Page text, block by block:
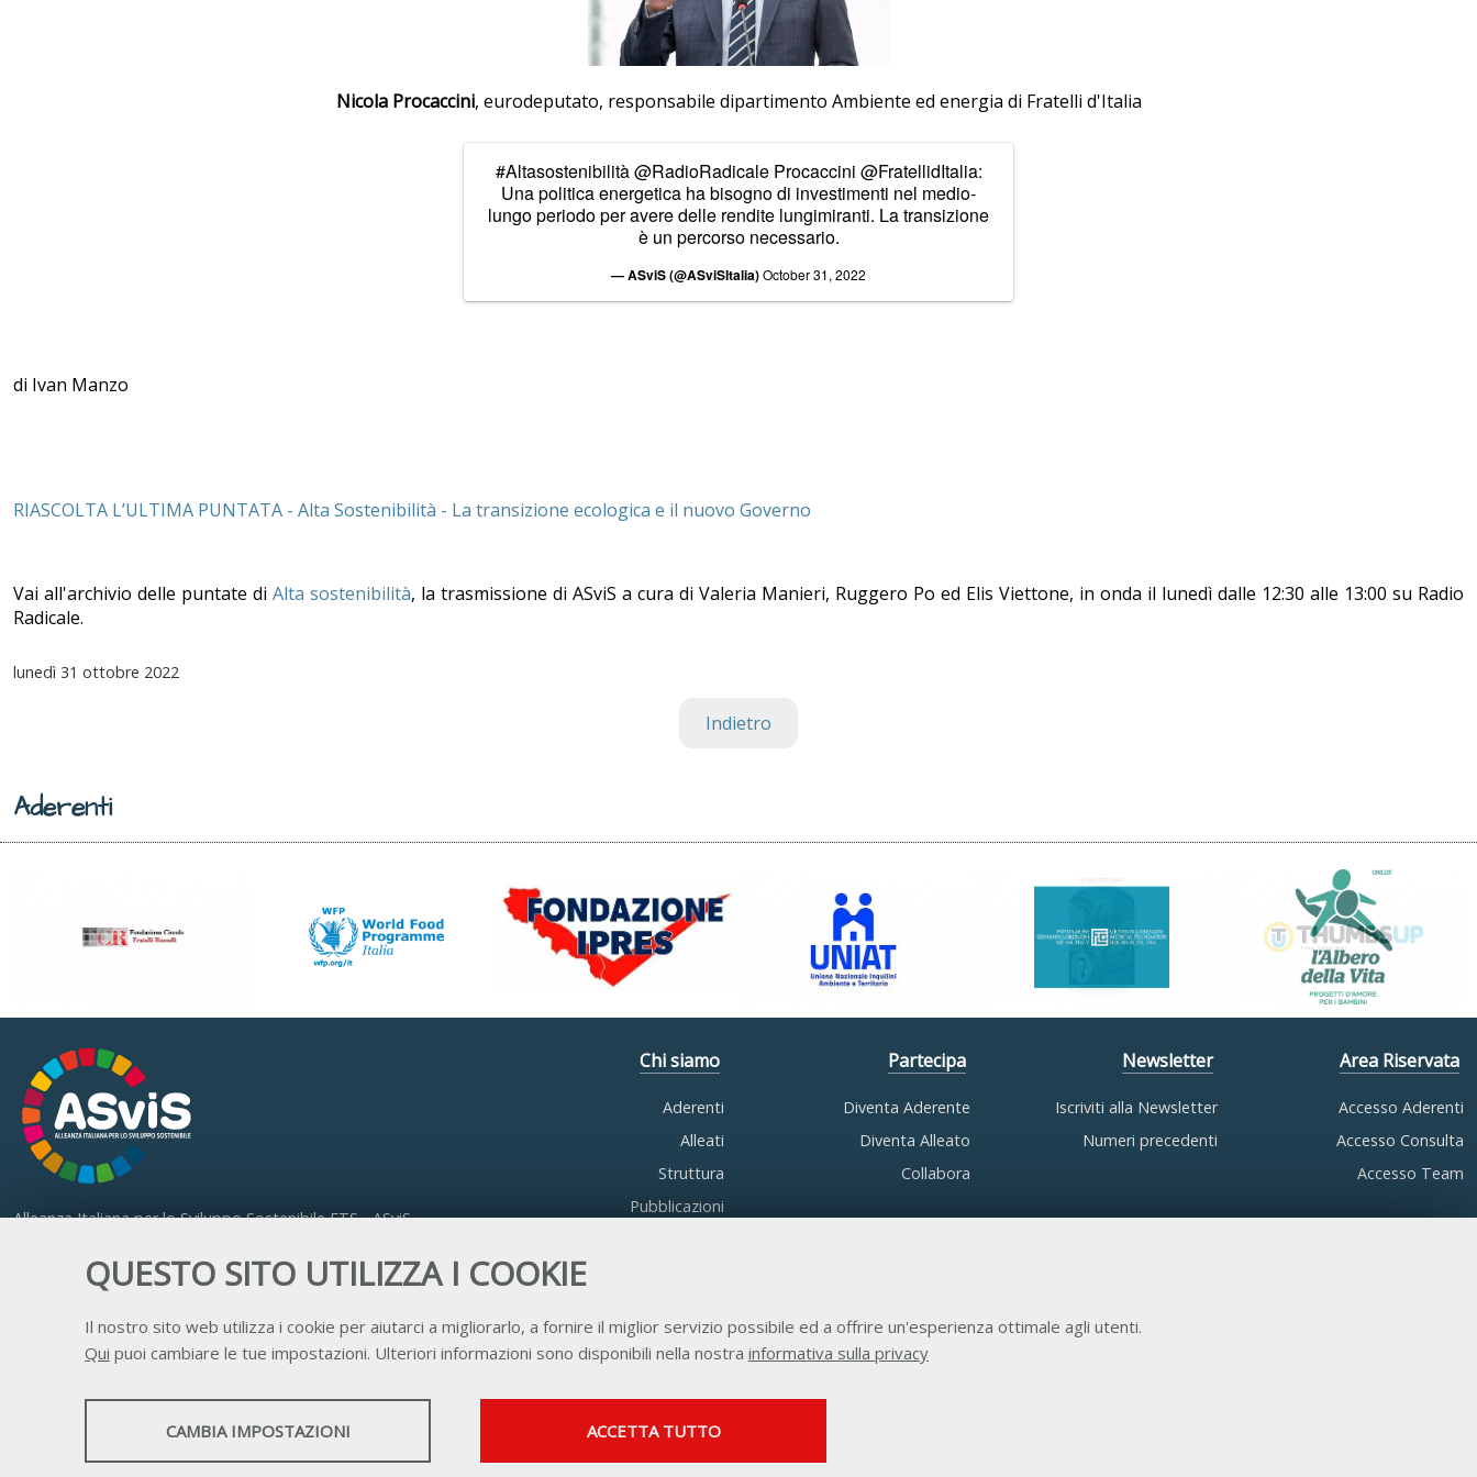
QUESTO SITO UTILIZZA I COOKIE
Il nostro sito web utilizza i cookie per aiutarci a migliorarlo, a fornire il miglior servizio possibile ed a offrire un'esperienza ottimale agli utenti.
Qui puoi cambiare le tue impostazioni. Ulteriori informazioni sono disponibili nella nostra informativa sulla privacy
STATISTICHE SERVIZI FACOLTATVI
CAMBIA IMPOSTAZIONI ACCETTA TUTTO
Nicola Procaccini, eurodeputato, responsabile dipartimento Ambiente ed energia di Fratelli d'Italia
#Altasostenibilità@RadioRadicaleProcaccini @FratellidItalia:
Una politica energetica ha bisogno di investimenti nel medio-
lungo periodo per avere delle rendite lungimiranti. La transizione
è un percorso necessario.
— ASviS (@ASviSItalia)October 31, 2022
di Ivan Manzo
RIASCOLTA L’ULTIMA PUNTATA - Alta Sostenibilità - La transizione ecologica e il nuovo Governo
Vai all'archivio delle puntate di Alta sostenibilità, la trasmissione di ASviS a cura di Valeria Manieri, Ruggero Po ed Elis Viettone, in onda il lunedì dalle 12:30 alle 13:00 su Radio
Radicale.
lunedì 31 ottobre 2022
Indietro
Aderenti
Alleanza Italiana per lo Sviluppo Sostenibile ETS - ASviS
C.F. 97893090585 P.IVA 14610671001
Chi siamo
Aderenti
Alleati
Struttura
Pubblicazioni
Partecipa
Diventa Aderente
Diventa Alleato
Collabora
Newsletter
Iscriviti alla Newsletter
Numeri precedenti
Area Riservata
Accesso Aderenti
Accesso Consulta
Accesso Team
Contatti Privacy Trasparenza